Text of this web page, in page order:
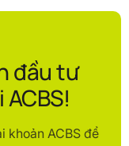
đầu tư
khoản ACBS để